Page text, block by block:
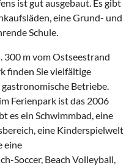
ist gut ausgebaut. Es gibt
eine Grund- und
Schule.
300 m vom Ostseestrand
finden Sie vielfältige
Betriebe.
Ferienpark ist das 2006
es ein Schwimmbad, eine
eine Kinderspielwelt
eine
Soccer, Beach Volleyball,